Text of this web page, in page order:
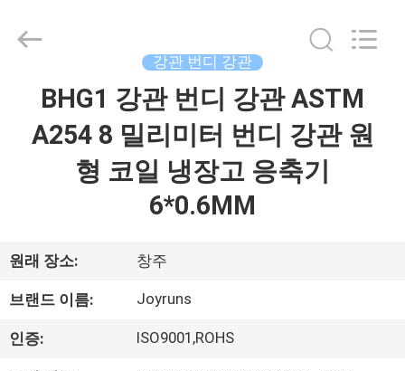
우
리
에
2021
CO.,LTD.
강관 번디 강관
BHG1 강관 번디 강관 ASTM
A254 8 밀리미터 번디 강관 원
형 코일 냉장고 응축기
6*0.6MM
원래 장소: 창주
브랜드 이름: Joyruns
인증: ISO9001,ROHS